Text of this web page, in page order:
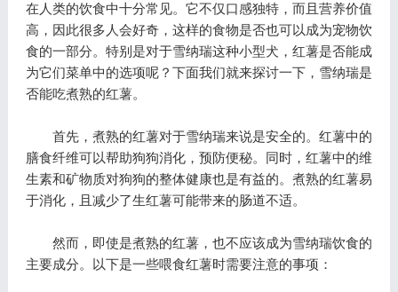
在人类的饮食中十分常见。它不仅口感独特，而且营养价值
高，因此很多人会好奇，这样的食物是否也可以成为宠物饮
食的一部分。特别是对于雪纳瑞这种小型犬，红薯是否能成
为它们菜单中的选项呢？下面我们就来探讨一下，雪纳瑞是
否能吃煮熟的红薯。
首先，煮熟的红薯对于雪纳瑞来说是安全的。红薯中的
膳食纤维可以帮助狗狗消化，预防便秘。同时，红薯中的维
生素和矿物质对狗狗的整体健康也是有益的。煮熟的红薯易
于消化，且减少了生红薯可能带来的肠道不适。
然而，即使是煮熟的红薯，也不应该成为雪纳瑞饮食的
主要成分。以下是一些喂食红薯时需要注意的事项：